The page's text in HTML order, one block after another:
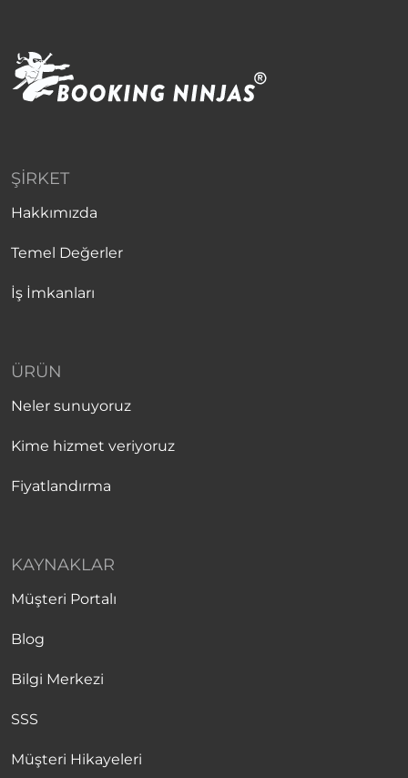
ŞIRKET
Hakkımızda
Temel Değerler
İş İmkanları
ÜRÜN
Neler sunuyoruz
Kime hizmet veriyoruz
Fiyatlandırma
KAYNAKLAR
Müşteri Portalı
Blog
Bilgi Merkezi
SSS
Müşteri Hikayeleri